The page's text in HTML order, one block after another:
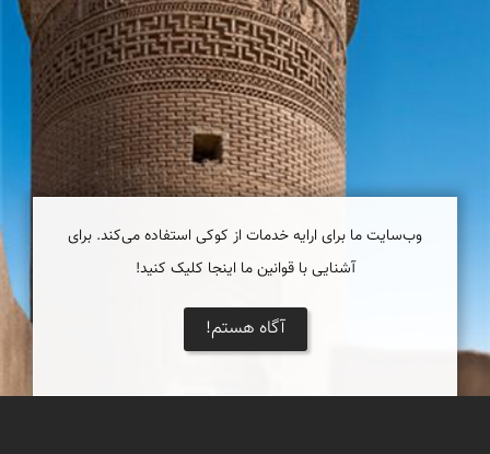
وب‌سایت ما برای ارایه خدمات از کوکی استفاده می‌کند. برای
آشنایی با قوانین ما اینجا کلیک کنید!
آگاه هستم!